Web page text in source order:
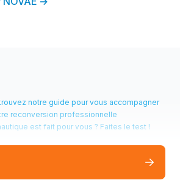
notre guide pour vous accompagner
reconversion professionnelle
est fait pour vous ? Faites le test !
NOVAE 2026.